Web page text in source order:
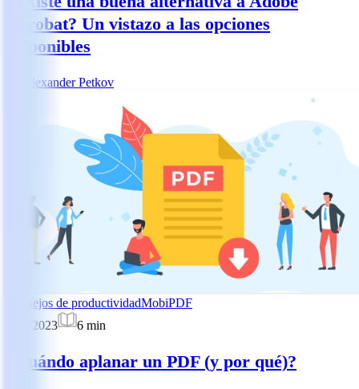
Acrobat? Un vistazo a las opciones
disponibles
Alexander Petkov
Consejos de productividadMobiPDF
5/06/2023
6 min
¿Cuándo aplanar un PDF (y por qué)?